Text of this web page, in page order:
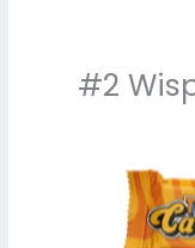
#2